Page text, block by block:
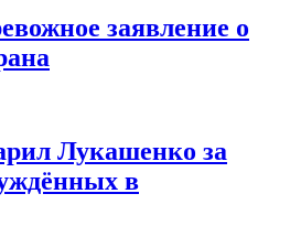
заявление о
Лукашенко за
в